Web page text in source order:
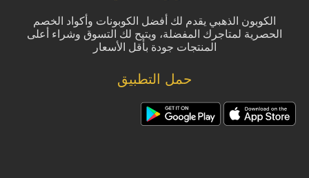
الكوبون الذهبي يقدم لك أفضل الكوبونات وأكواد الخصم
الحصرية لمتاجرك المفضلة، ويتيح لك التسوق وشراء أعلى
المنتجات جودة بأقل الأسعار
حمل التطبيق